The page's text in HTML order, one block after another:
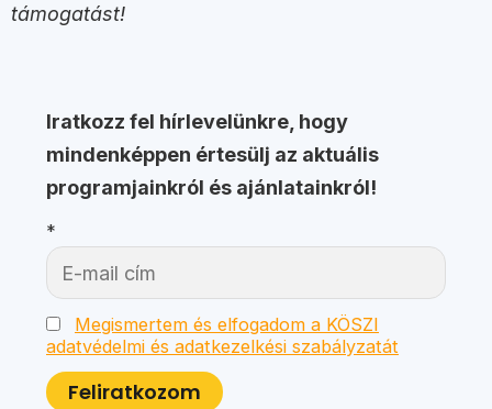
támogatást!
Iratkozz fel hírlevelünkre, hogy
mindenképpen értesülj az aktuális
programjainkról és ajánlatainkról!
*
Megismertem és elfogadom a KÖSZI
adatvédelmi és adatkezelkési szabályzatát